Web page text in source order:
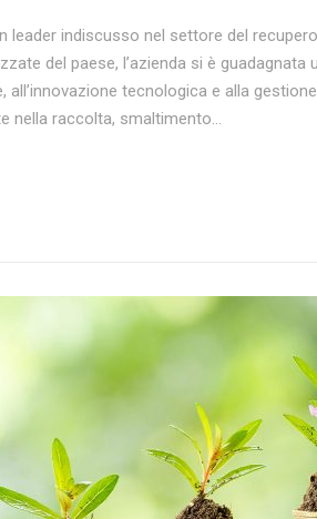
leader indiscusso nel settore del
del paese, l’azienda si è
all’innovazione tecnologica e alla
nella raccolta, smaltimento...